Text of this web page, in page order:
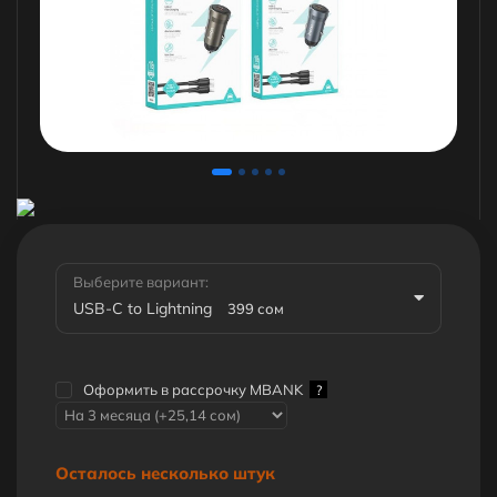
Выберите вариант:
USB-C to Lightning 399 сом
Оформить в рассрочку MBANK ?
Осталось несколько штук